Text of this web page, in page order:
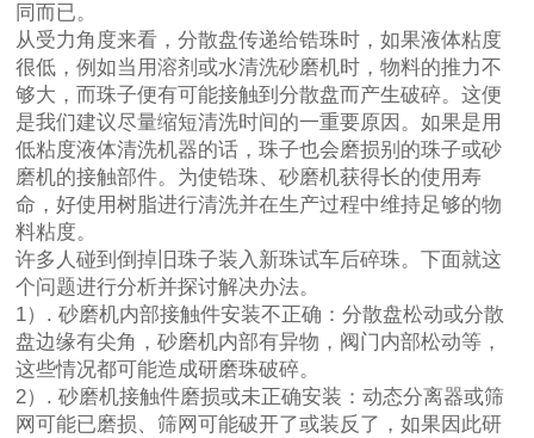
同而已。
从受力角度来看，分散盘传递给锆珠时，如果液体粘度
很低，例如当用溶剂或水清洗砂磨机时，物料的推力不
够大，而珠子便有可能接触到分散盘而产生破碎。这便
是我们建议尽量缩短清洗时间的一重要原因。如果是用
低粘度液体清洗机器的话，珠子也会磨损别的珠子或砂
磨机的接触部件。为使锆珠、砂磨机获得长的使用寿
命，好使用树脂进行清洗并在生产过程中维持足够的物
料粘度。
许多人碰到倒掉旧珠子装入新珠试车后碎珠。下面就这
个问题进行分析并探讨解决办法。
1）. 砂磨机内部接触件安装不正确：分散盘松动或分散
盘边缘有尖角，砂磨机内部有异物，阀门内部松动等，
这些情况都可能造成研磨珠破碎。
2）. 砂磨机接触件磨损或未正确安装：动态分离器或筛
网可能已磨损、筛网可能破开了或装反了，如果因此研